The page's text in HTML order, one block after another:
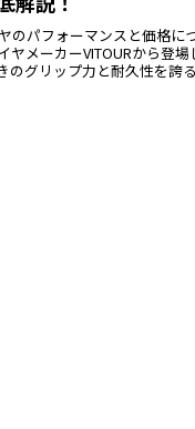
のパフォーマンスと価格に
ヤメーカーVITOURから登場
きのグリップ力と耐久性を誇